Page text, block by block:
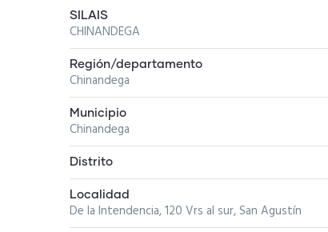
SILAIS
CHINANDEGA
Región/departamento
Chinandega
Municipio
Chinandega
Distrito
Localidad
De la Intendencia, 120 Vrs al sur, San Agustín